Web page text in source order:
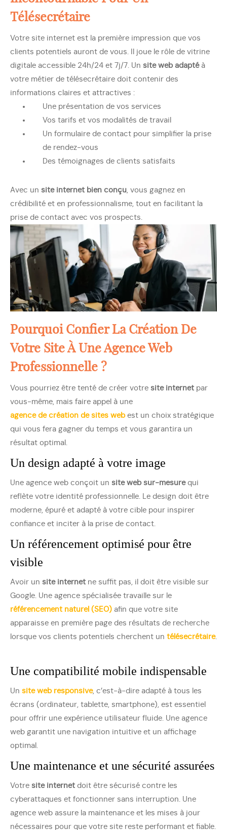
Télésecrétaire
Votre site internet est la première impression que vos
clients potentiels auront de vous. Il joue le rôle de vitrine
digitale accessible 24h/24 et 7j/7. Un site web adaptéà
votre métier de télésecrétaire doit contenir des
informations claires et attractives :
Une présentation de vos services
Vos tarifs et vos modalités de travail
Un formulaire de contact pour simplifier la prise
de rendez-vous
Des témoignages de clients satisfaits
Avec un site internet bien conçu, vous gagnez en
crédibilité et en professionnalisme, tout en facilitant la
prise de contact avec vos prospects.
Pourquoi Confier La Création De
Votre Site À Une Agence Web
Professionnelle ?
Vous pourriez être tenté de créer votre site internet par
vous-même, mais faire appel à une
agence de création de sites webest un choix stratégique
qui vous fera gagner du temps et vous garantira un
résultat optimal.
Un design adapté à votre image
Une agence web conçoit un site web sur-mesurequi
reflète votre identité professionnelle. Le design doit être
moderne, épuré et adapté à votre cible pour inspirer
confiance et inciter à la prise de contact.
Un référencement optimisé pour être
visible
Avoir un site internet ne suffit pas, il doit être visible sur
Google. Une agence spécialisée travaille sur le
référencement naturel (SEO) afin que votre site
apparaisse en première page des résultats de recherche
lorsque vos clients potentiels cherchent un télésecrétaire.
Une compatibilité mobile indispensable
Un site web responsive, c’est-à-dire adapté à tous les
écrans (ordinateur, tablette, smartphone), est essentiel
pour offrir une expérience utilisateur fluide. Une agence
web garantit une navigation intuitive et un affichage
optimal.
Une maintenance et une sécurité assurées
Votre site internet doit être sécurisé contre les
cyberattaques et fonctionner sans interruption. Une
agence web assure la maintenance et les mises à jour
nécessaires pour que votre site reste performant et fiable.